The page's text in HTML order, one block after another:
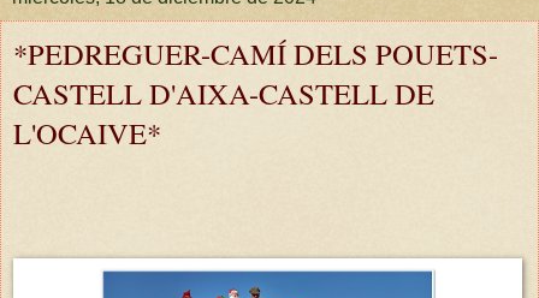
*PEDREGUER-CAMÍ DELS POUETS-
CASTELL D'AIXA-CASTELL DE
L'OCAIVE*